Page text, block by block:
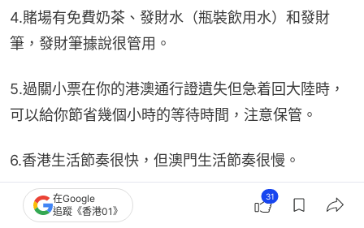
4.賭場有免費奶茶、發財水（瓶裝飲用水）和發財
筆，發財筆據說很管用。
5.過關小票在你的港澳通行證遺失但急着回大陸時，
可以給你節省幾個小時的等待時間，注意保管。
6.香港生活節奏很快，但澳門生活節奏很慢。
其他報道：什麼名字一聽就很香港？小紅書帖文熱
在Google
追蹤《香港01》
31